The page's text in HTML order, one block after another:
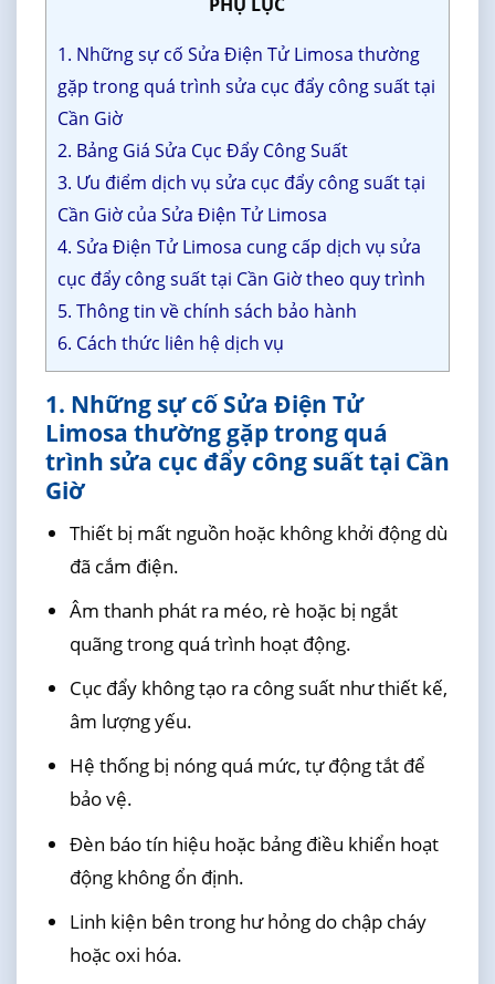
1. Những sự cố Sửa Điện Tử Limosa thường
gặp trong quá trình sửa cục đẩy công suất tại
Cần Giờ
2. Bảng Giá Sửa Cục Đẩy Công Suất
3. Ưu điểm dịch vụ sửa cục đẩy công suất tại
Cần Giờ của Sửa Điện Tử Limosa
4. Sửa Điện Tử Limosa cung cấp dịch vụ sửa
cục đẩy công suất tại Cần Giờ theo quy trình
5. Thông tin về chính sách bảo hành
6. Cách thức liên hệ dịch vụ
1. Những sự cố Sửa Điện Tử
Limosa thường gặp trong quá
trình sửa cục đẩy công suất tại Cần
Giờ
Thiết bị mất nguồn hoặc không khởi động dù
đã cắm điện.
Âm thanh phát ra méo, rè hoặc bị ngắt
quãng trong quá trình hoạt động.
Cục đẩy không tạo ra công suất như thiết kế,
âm lượng yếu.
Hệ thống bị nóng quá mức, tự động tắt để
bảo vệ.
Đèn báo tín hiệu hoặc bảng điều khiển hoạt
động không ổn định.
Linh kiện bên trong hư hỏng do chập cháy
hoặc oxi hóa.